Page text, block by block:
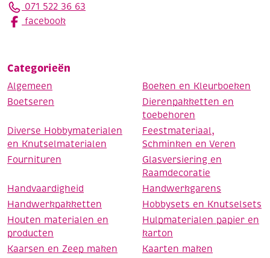
071 522 36 63
facebook
Categorieën
Algemeen
Boeken en Kleurboeken
Boetseren
Dierenpakketten en
toebehoren
Diverse Hobbymaterialen
en Knutselmaterialen
Feestmateriaal,
Schminken en Veren
Fournituren
Glasversiering en
Raamdecoratie
Handvaardigheid
Handwerkgarens
Handwerkpakketten
Hobbysets en Knutselsets
Houten materialen en
producten
Hulpmaterialen papier en
karton
Kaarsen en Zeep maken
Kaarten maken